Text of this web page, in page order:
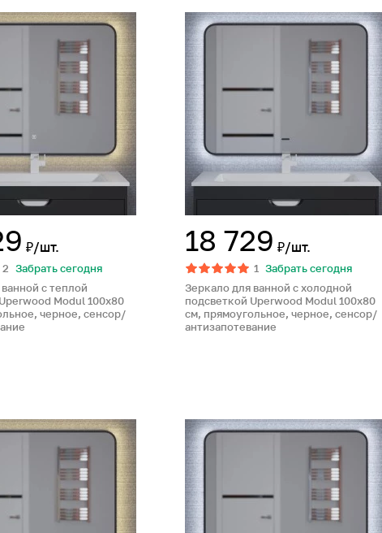
₽/шт.
2 Забрать сегодня
с теплой
Modul 100х80
черное, сенсор/
18 729 ₽/шт.
1 Забрать сегодня
Зеркало для ванной с холодной
подсветкой Uperwood Modul 100х80
см, прямоугольное, черное, сенсор/
антизапотевание